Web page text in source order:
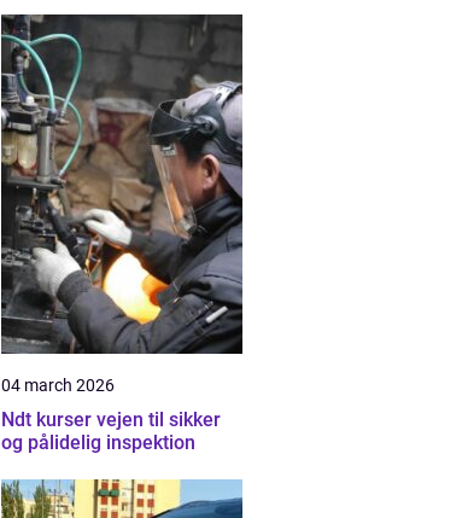
04 march 2026
Ndt kurser vejen til sikker
og pålidelig inspektion